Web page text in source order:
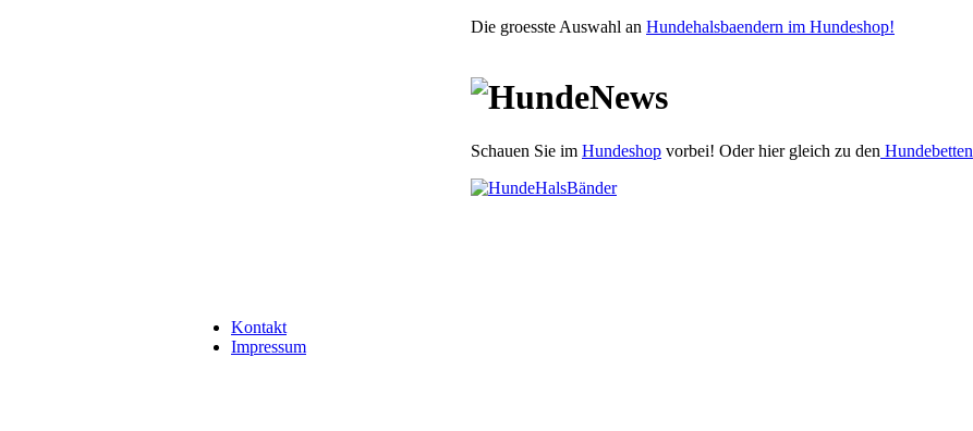
Die groesste Auswahl an Hundehalsbaendern im Hundeshop!
Schauen Sie im Hundeshop vorbei! Oder hier gleich zu den Hundebetten
Kontakt
Impressum